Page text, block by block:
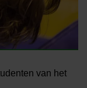
van het